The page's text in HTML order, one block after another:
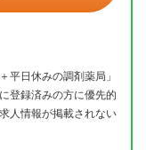
平日休みの調剤薬局」
登録済みの方に優先的
人情報が掲載されない